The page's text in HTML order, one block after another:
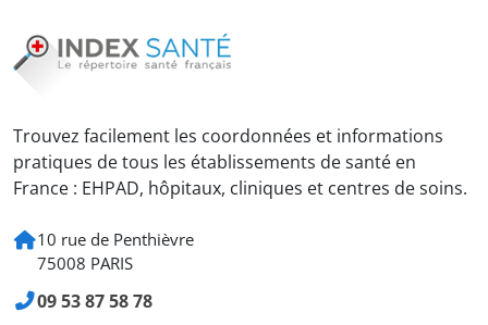
Trouvez facilement les coordonnées et informations
pratiques de tous les établissements de santé en
France : EHPAD, hôpitaux, cliniques et centres de soins.
10 rue de Penthièvre
75008 PARIS
09 53 87 58 78